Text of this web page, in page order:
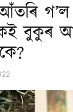
বুকুৰ